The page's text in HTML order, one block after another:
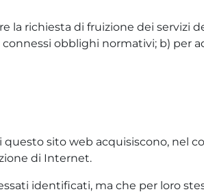
richiesta di fruizione dei servizi
obblighi normativi; b) per
sito web acquisiscono, nel
di Internet.
identificati, ma che per loro